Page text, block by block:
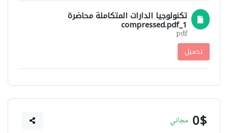
تكنولوجيا الدارات المتكاملة محاضرة
1_compressed.pdf
pdf
تحميل
0$ مجاني